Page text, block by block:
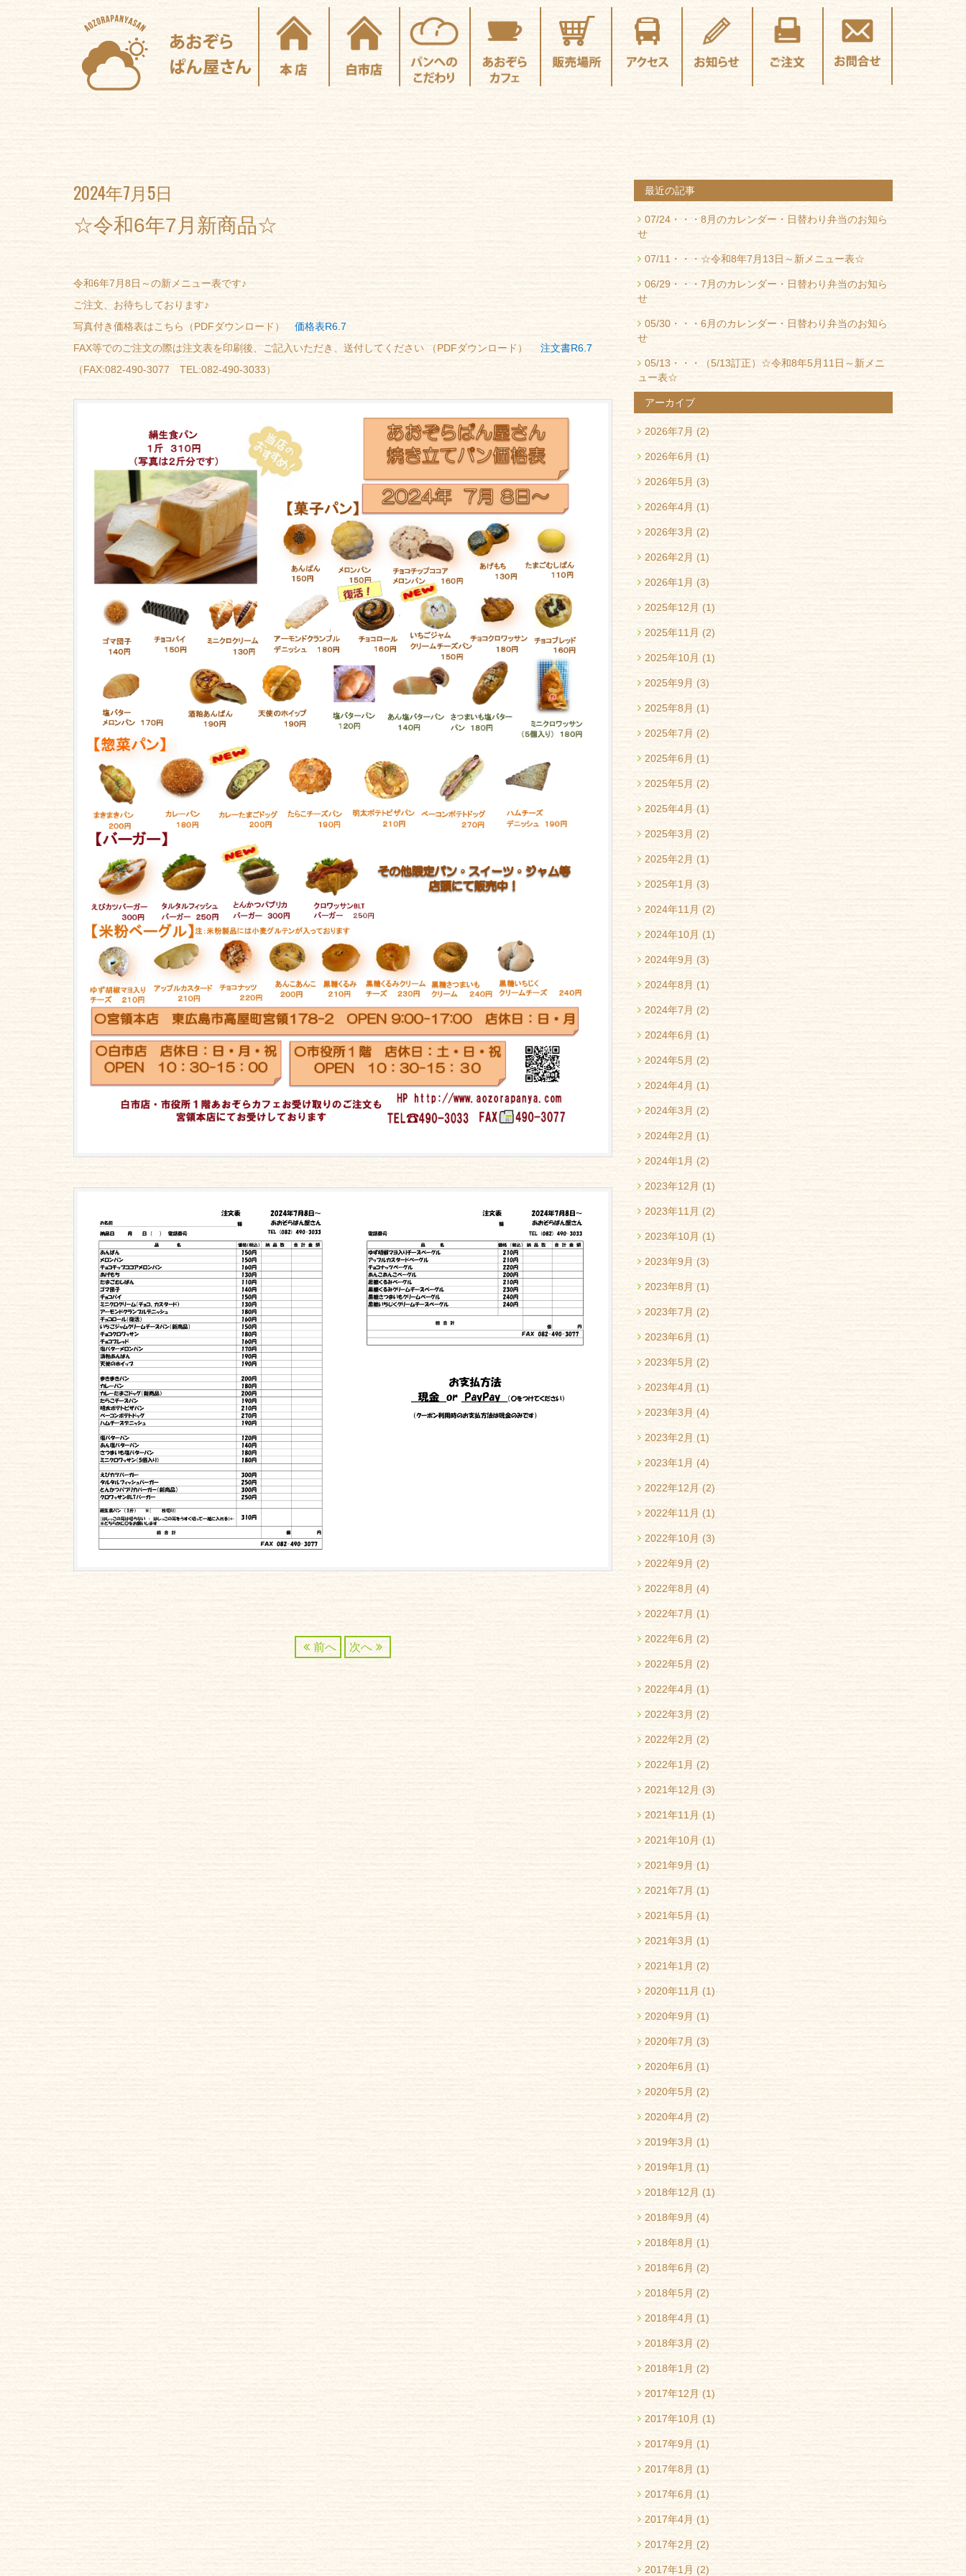
2024年7月5日
☆令和6年7月新商品☆
令和6年7月8日～の新メニュー表です♪
ご注文、お待ちしております♪
写真付き価格表はこちら（PDFダウンロード） 価格表R6.7
FAX等でのご注文の際は注文表を印刷後、ご記入いただき、送付してください （PDFダウンロード）
注文書R6.7
（FAX:082-490-3077 TEL:082-490-3033）
前へ 次へ
最近の記事
07/24・・・ 8月のカレンダー・日替わり弁当のお知ら
せ
07/11・・・ ☆令和8年7月13日～新メニュー表☆
06/29・・・ 7月のカレンダー・日替わり弁当のお知ら
せ
05/30・・・ 6月のカレンダー・日替わり弁当のお知ら
せ
05/13・・・
（5/13訂正）☆令和8年5月11日～新メニ
ュー表☆
アーカイブ
2026年7月 (2)
2026年6月 (1)
2026年5月 (3)
2026年4月 (1)
2026年3月 (2)
2026年2月 (1)
2026年1月 (3)
2025年12月 (1)
2025年11月 (2)
2025年10月 (1)
2025年9月 (3)
2025年8月 (1)
2025年7月 (2)
2025年6月 (1)
2025年5月 (2)
2025年4月 (1)
2025年3月 (2)
2025年2月 (1)
2025年1月 (3)
2024年11月 (2)
2024年10月 (1)
2024年9月 (3)
2024年8月 (1)
2024年7月 (2)
2024年6月 (1)
2024年5月 (2)
2024年4月 (1)
2024年3月 (2)
2024年2月 (1)
2024年1月 (2)
2023年12月 (1)
2023年11月 (2)
2023年10月 (1)
2023年9月 (3)
2023年8月 (1)
2023年7月 (2)
2023年6月 (1)
2023年5月 (2)
2023年4月 (1)
2023年3月 (4)
2023年2月 (1)
2023年1月 (4)
2022年12月 (2)
2022年11月 (1)
2022年10月 (3)
2022年9月 (2)
2022年8月 (4)
2022年7月 (1)
2022年6月 (2)
2022年5月 (2)
2022年4月 (1)
2022年3月 (2)
2022年2月 (2)
2022年1月 (2)
2021年12月 (3)
2021年11月 (1)
2021年10月 (1)
2021年9月 (1)
2021年7月 (1)
2021年5月 (1)
2021年3月 (1)
2021年1月 (2)
2020年11月 (1)
2020年9月 (1)
2020年7月 (3)
2020年6月 (1)
2020年5月 (2)
2020年4月 (2)
2019年3月 (1)
2019年1月 (1)
2018年12月 (1)
2018年9月 (4)
2018年8月 (1)
2018年6月 (2)
2018年5月 (2)
2018年4月 (1)
2018年3月 (2)
2018年1月 (2)
2017年12月 (1)
2017年10月 (1)
2017年9月 (1)
2017年8月 (1)
2017年6月 (1)
2017年4月 (1)
2017年2月 (2)
2017年1月 (2)